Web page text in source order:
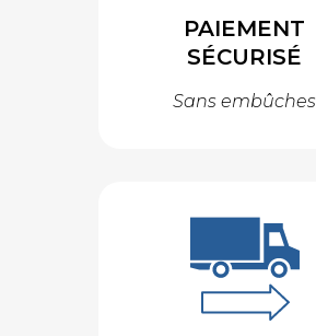
PAIEMENT
SÉCURISÉ
Sans embûches